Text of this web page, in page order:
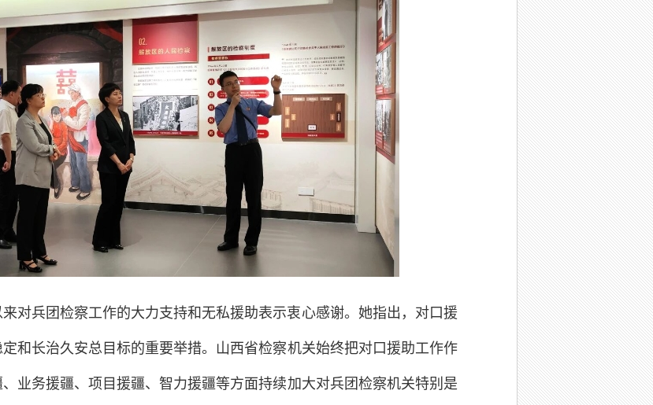
对兵团检察工作的大力支持和无私援助表示衷心感谢。她指出，对口援
和长治久安总目标的重要举措。山西省检察机关始终把对口援助工作作
业务援疆、项目援疆、智力援疆等方面持续加大对兵团检察机关特别是